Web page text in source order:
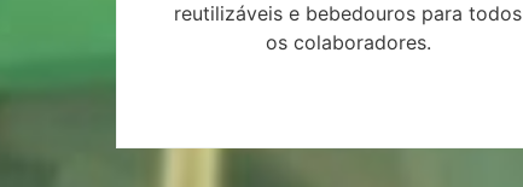
reutilizáveis e bebedouros para todos
os colaboradores.